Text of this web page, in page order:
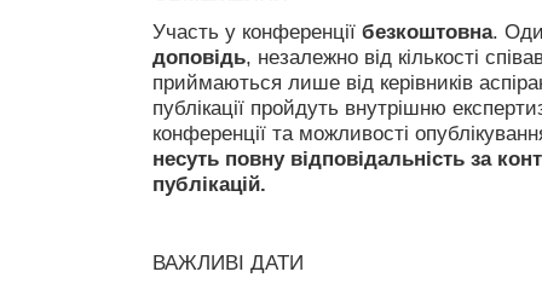
Участь у конференції безкоштовна.
доповідь, незалежно від кількості
приймаються лише від керівників
публікації пройдуть внутрішню
конференції та можливості
несуть повну відповідальність за
публікацій.
ВАЖЛИВІ ДАТИ